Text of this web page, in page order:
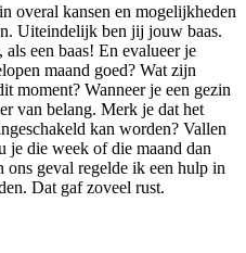
overal kansen en mogelijkheden
Uiteindelijk ben jij jouw baas.
een baas! En evalueer je
maand goed? Wat zijn
moment? Wanneer je een gezin
van belang. Merk je dat het
kan worden? Vallen
je die week of die maand dan
ons geval regelde ik een hulp in
Dat gaf zoveel rust.